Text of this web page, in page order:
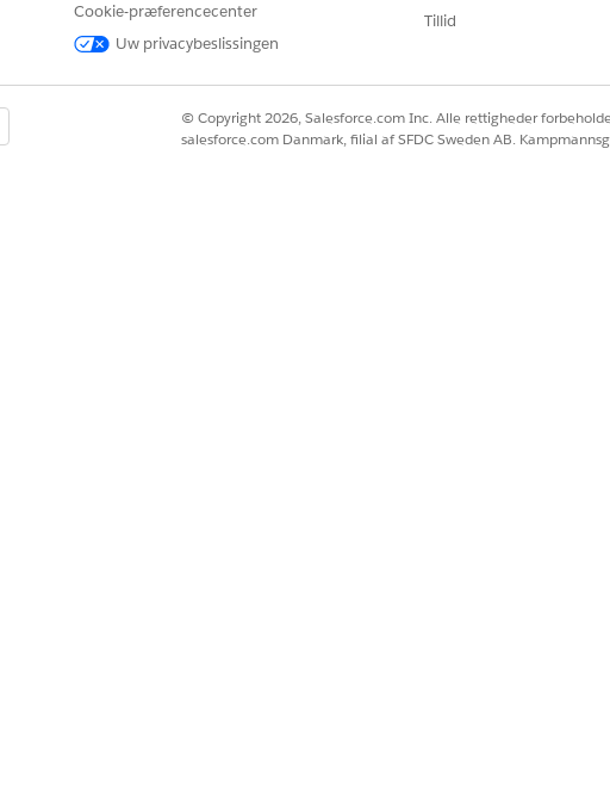
Cookie-præferencecenter
Uw privacybeslissingen
Tillid
© Copyright 2026, Salesforce.com Inc. Alle rettigheder
salesforce.com Danmark, filial af SFDC Sweden AB.